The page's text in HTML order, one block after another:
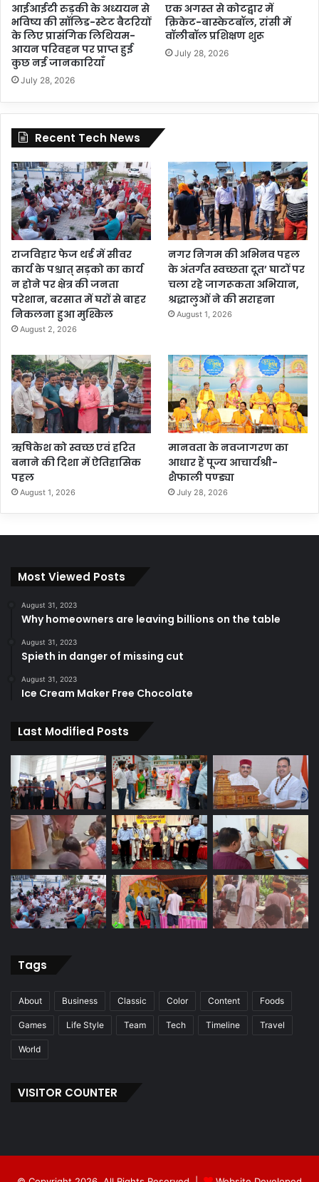
आईआईटी रुड़की के अध्ययन से
भविष्य की सॉलिड-स्टेट बैटरियों
के लिए प्रासंगिक लिथियम-
आयन परिवहन पर प्राप्त हुई
कुछ नई जानकारियाँ
July 28, 2026
एक अगस्त से कोटद्वार में
क्रिकेट-बास्केटबॉल, रांसी में
वॉलीबॉल प्रशिक्षण शुरू
July 28, 2026
Recent Tech News
राजविहार फेज थर्ड में सीवर
कार्य के पश्चात् सड़को का कार्य
न होने पर क्षेत्र की जनता
परेशान, बरसात में घरों से बाहर
निकलना हुआ मुश्किल
August 2, 2026
नगर निगम की अभिनव पहल
के अंतर्गत स्वच्छता दूत’ घाटों पर
चला रहे जागरूकता अभियान,
श्रद्धालुओं ने की सराहना
August 1, 2026
ऋषिकेश को स्वच्छ एवं हरित
बनाने की दिशा में ऐतिहासिक
पहल
August 1, 2026
मानवता के नवजागरण का
आधार हैं पूज्य आचार्यश्री-
शैफाली पण्ड्या
July 28, 2026
Most Viewed Posts
August 31, 2023
Why homeowners are leaving billions on the table
August 31, 2023
Spieth in danger of missing cut
August 31, 2023
Ice Cream Maker Free Chocolate
Last Modified Posts
Tags
About Business Classic Color Content Foods
Games Life Style Team Tech Timeline Travel
World
VISITOR COUNTER